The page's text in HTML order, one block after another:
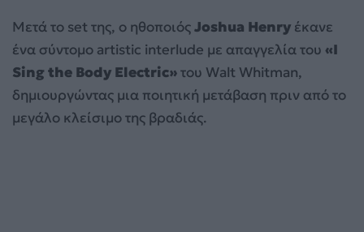
Μετά το set της, ο ηθοποιόςJoshua Henry έκανε
ένα σύντομο artistic interlude με απαγγελία του «I
Sing the Body Electric»του Walt Whitman,
δημιουργώντας μια ποιητική μετάβαση πριν από το
μεγάλο κλείσιμο της βραδιάς.